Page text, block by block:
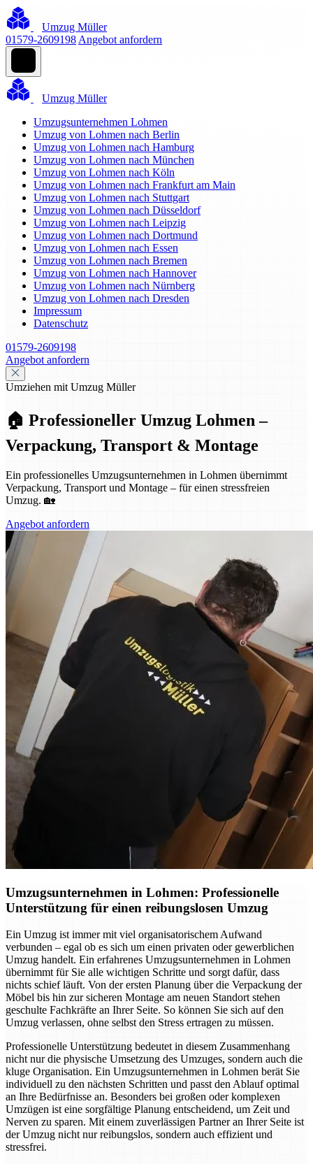
Umzug Müller
01579-2609198 Angebot anfordern
Umzug Müller
Umzugsunternehmen Lohmen
Umzug von Lohmen nach Berlin
Umzug von Lohmen nach Hamburg
Umzug von Lohmen nach München
Umzug von Lohmen nach Köln
Umzug von Lohmen nach Frankfurt am Main
Umzug von Lohmen nach Stuttgart
Umzug von Lohmen nach Düsseldorf
Umzug von Lohmen nach Leipzig
Umzug von Lohmen nach Dortmund
Umzug von Lohmen nach Essen
Umzug von Lohmen nach Bremen
Umzug von Lohmen nach Hannover
Umzug von Lohmen nach Nürnberg
Umzug von Lohmen nach Dresden
Impressum
Datenschutz
01579-2609198
Angebot anfordern
Umziehen mit Umzug Müller
🏠 Professioneller Umzug Lohmen –
Verpackung, Transport & Montage
Ein professionelles Umzugsunternehmen in Lohmen übernimmt
Verpackung, Transport und Montage – für einen stressfreien
Umzug. 🏡
Angebot anfordern
Umzugsunternehmen in Lohmen: Professionelle
Unterstützung für einen reibungslosen Umzug
Ein Umzug ist immer mit viel organisatorischem Aufwand
verbunden – egal ob es sich um einen privaten oder gewerblichen
Umzug handelt. Ein erfahrenes Umzugsunternehmen in Lohmen
übernimmt für Sie alle wichtigen Schritte und sorgt dafür, dass
nichts schief läuft. Von der ersten Planung über die Verpackung der
Möbel bis hin zur sicheren Montage am neuen Standort stehen
geschulte Fachkräfte an Ihrer Seite. So können Sie sich auf den
Umzug verlassen, ohne selbst den Stress ertragen zu müssen.
Professionelle Unterstützung bedeutet in diesem Zusammenhang
nicht nur die physische Umsetzung des Umzuges, sondern auch die
kluge Organisation. Ein Umzugsunternehmen in Lohmen berät Sie
individuell zu den nächsten Schritten und passt den Ablauf optimal
an Ihre Bedürfnisse an. Besonders bei großen oder komplexen
Umzügen ist eine sorgfältige Planung entscheidend, um Zeit und
Nerven zu sparen. Mit einem zuverlässigen Partner an Ihrer Seite ist
der Umzug nicht nur reibungslos, sondern auch effizient und
stressfrei.